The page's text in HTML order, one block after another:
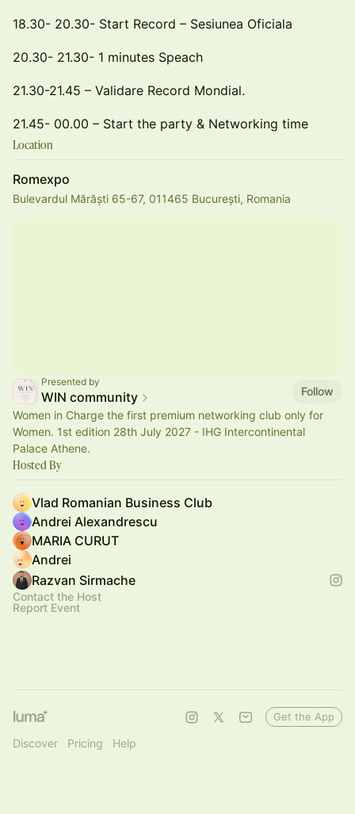
18.30- 20.30- Start Record – Sesiunea Oficiala
20.30- 21.30- 1 minutes Speach
21.30-21.45 – Validare Record Mondial.
21.45- 00.00 – Start the party & Networking time
Location
Romexpo
Bulevardul Mărăști 65-67, 011465 București, Romania
Presented by
WIN community
Follow
Women in Charge the first premium networking club only for
Women. 1st edition 28th July 2027 - IHG Intercontinental
Palace Athene.
Hosted By
Vlad Romanian Business Club
Andrei Alexandrescu
MARIA CURUT
Andrei
Razvan Sirmache
Contact the Host
Report Event
Discover Pricing Help
Get the App